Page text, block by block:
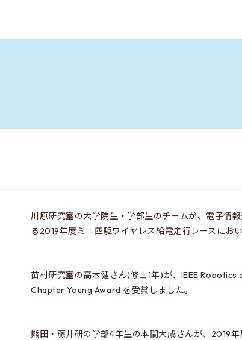
川原研究室の大学院生・学部生のチームが、電子情
る2019年度ミニ四駆ワイヤレス給電走行レースにお
苗村研究室の高木健さん(修士1年)が、IEEE
Chapter Young Award を受賞しました。
熊田・藤井研の学部4年生の本間大成さんが、2019